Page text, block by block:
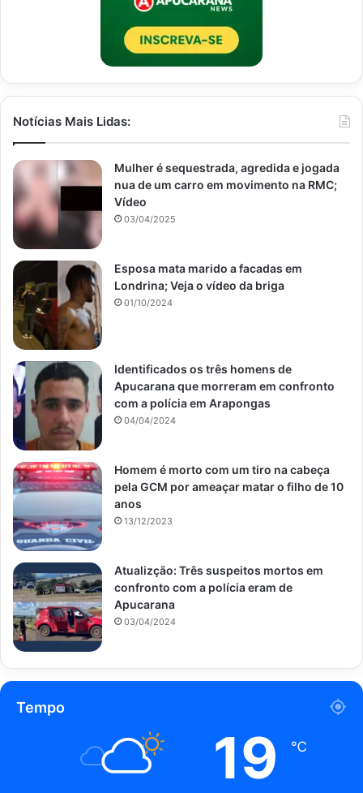
Notícias Mais Lidas:
Mulher é sequestrada, agredida e jogada
nua de um carro em movimento na RMC;
Vídeo
03/04/2025
Esposa mata marido a facadas em
Londrina; Veja o vídeo da briga
01/10/2024
Identificados os três homens de
Apucarana que morreram em confronto
com a polícia em Arapongas
04/04/2024
Homem é morto com um tiro na cabeça
pela GCM por ameaçar matar o filho de 10
anos
13/12/2023
Atualizção: Três suspeitos mortos em
confronto com a polícia eram de
Apucarana
03/04/2024
Tempo
19 ℃